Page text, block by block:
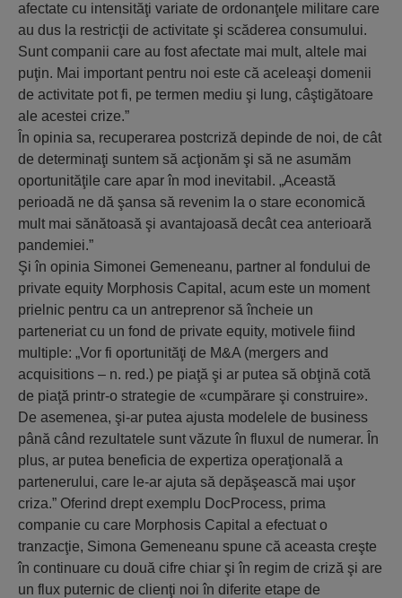
afectate cu intensităţi variate de ordonanţele militare care
au dus la restricţii de activitate şi scăderea consumului.
Sunt companii care au fost afectate mai mult, altele mai
puţin. Mai important pentru noi este că aceleaşi domenii
de activitate pot fi, pe termen mediu şi lung, câştigătoare
ale acestei crize.”
În opinia sa, recuperarea postcriză depinde de noi, de cât
de determinaţi suntem să acţionăm şi să ne asumăm
oportunităţile care apar în mod inevitabil. „Această
perioadă ne dă şansa să revenim la o stare economică
mult mai sănătoasă şi avantajoasă decât cea anterioară
pandemiei.”
Şi în opinia Simonei Gemeneanu, partner al fondului de
private equity Morphosis Capital, acum este un moment
prielnic pentru ca un antreprenor să încheie un
parteneriat cu un fond de private equity, motivele fiind
multiple: „Vor fi oportunităţi de M&A (mergers and
acquisitions – n. red.) pe piaţă şi ar putea să obţină cotă
de piaţă printr-o strategie de «cumpărare şi construire».
De asemenea, şi-ar putea ajusta modelele de business
până când rezultatele sunt văzute în fluxul de numerar. În
plus, ar putea beneficia de expertiza operaţională a
partenerului, care le-ar ajuta să depăşească mai uşor
criza.” Oferind drept exemplu DocProcess, prima
companie cu care Morphosis Capital a efectuat o
tranzacţie, Simona Gemeneanu spune că aceasta creşte
în continuare cu două cifre chiar şi în regim de criză şi are
un flux puternic de clienţi noi în diferite etape de